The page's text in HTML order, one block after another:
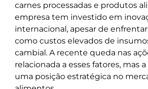
carnes processadas e produtos
empresa tem investido em
internacional, apesar de
como custos elevados de
cambial. A recente queda nas
relacionada a esses fatores, mas
uma posição estratégica no